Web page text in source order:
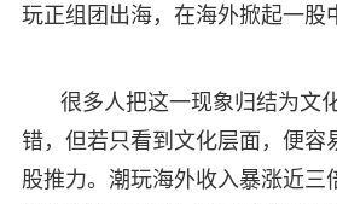
玩正组团出海，在海外掀起一股
很多人把这一现象归结为文
错，但若只看到文化层面，便容
股推力。潮玩海外收入暴涨近三